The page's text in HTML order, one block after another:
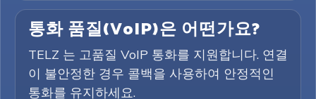
통화 품질(VoIP)은 어떤가요?
TELZ 는 고품질 VoIP 통화를 지원합니다. 연결
이 불안정한 경우 콜백을 사용하여 안정적인
통화를 유지하세요.